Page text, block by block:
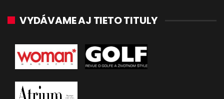
VYDÁVAME AJ TIETO TITULY